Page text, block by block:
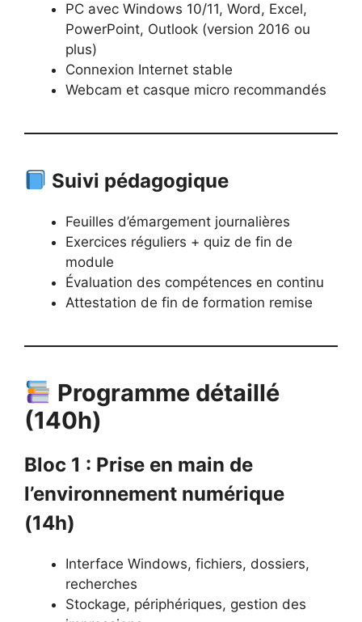
PC avec Windows 10/11, Word, Excel,
PowerPoint, Outlook (version 2016 ou
plus)
Connexion Internet stable
Webcam et casque micro recommandés
Suivi pédagogique
Feuilles d’émargement journalières
Exercices réguliers + quiz de fin de
module
Évaluation des compétences en continu
Attestation de fin de formation remise
Programme détaillé
(140h)
Bloc 1 : Prise en main de
l’environnement numérique
(14h)
Interface Windows, fichiers, dossiers,
recherches
Stockage, périphériques, gestion des